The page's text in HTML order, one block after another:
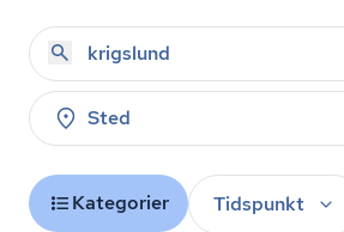
Sted
Kategorier Tidspunkt